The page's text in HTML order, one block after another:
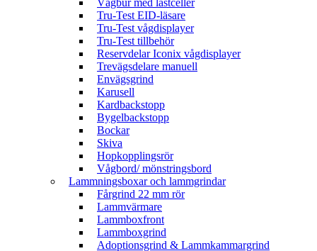
Vågbur med lastceller
Tru-Test EID-läsare
Tru-Test vågdisplayer
Tru-Test tillbehör
Reservdelar Iconix vågdisplayer
Trevägsdelare manuell
Envägsgrind
Karusell
Kardbackstopp
Bygelbackstopp
Bockar
Skiva
Hopkopplingsrör
Vågbord/ mönstringsbord
Lammningsboxar och lammgrindar
Fårgrind 22 mm rör
Lammvärmare
Lammboxfront
Lammboxgrind
Adoptionsgrind & Lammkammargrind